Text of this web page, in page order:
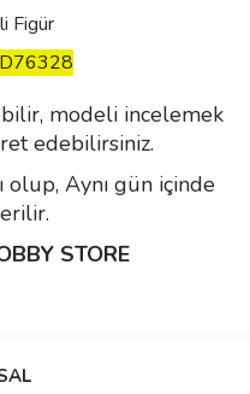
Figür
modeli incelemek
edebilirsiniz.
Aynı gün içinde
STORE
siz yapın!